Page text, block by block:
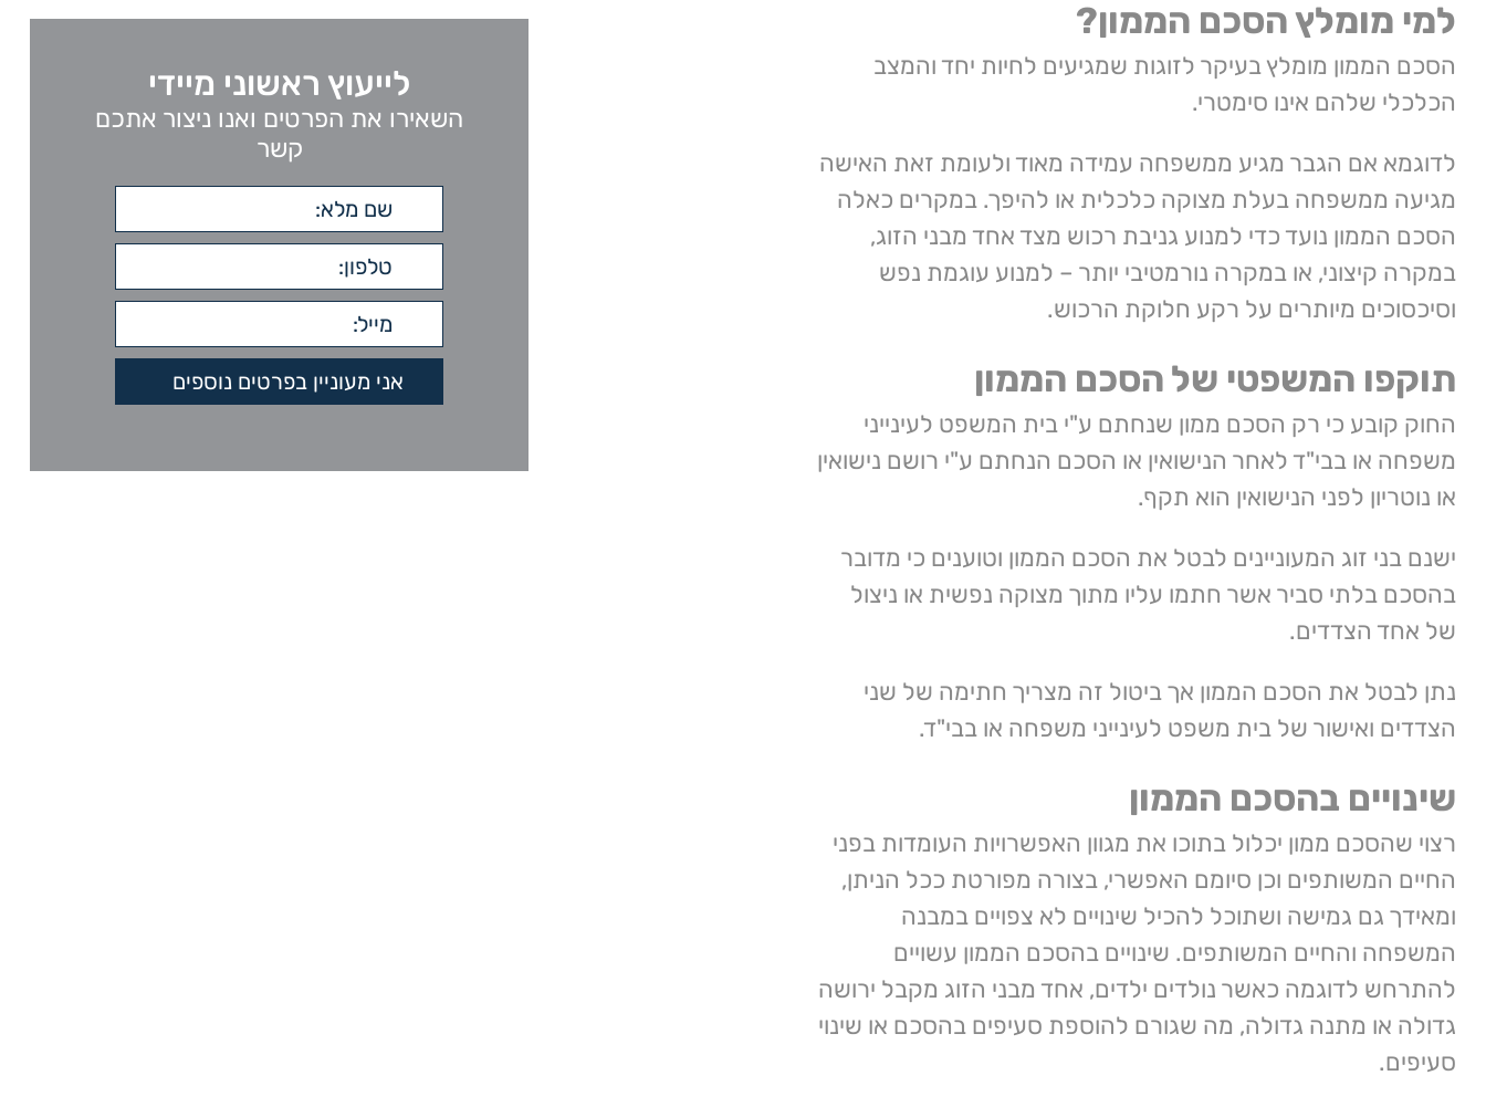
למי מומלץ הסכם הממון?
הסכם הממון מומלץ בעיקר לזוגות שמגיעים לחיות יחד והמצב
הכלכלי שלהם אינו סימטרי.
לדוגמא אם הגבר מגיע ממשפחה עמידה מאוד ולעומת זאת האישה
מגיעה ממשפחה בעלת מצוקה כלכלית או להיפך. במקרים כאלה
הסכם הממון נועד כדי למנוע גניבת רכוש מצד אחד מבני הזוג,
במקרה קיצוני, או במקרה נורמטיבי יותר – למנוע עוגמת נפש
וסיכסוכים מיותרים על רקע חלוקת הרכוש.
תוקפו המשפטי של הסכם הממון
החוק קובע כי רק הסכם ממון שנחתם ע"י בית המשפט לעינייני
משפחה או בבי"ד לאחר הנישואין או הסכם הנחתם ע"י רושם נישואין
או נוטריון לפני הנישואין הוא תקף.
ישנם בני זוג המעוניינים לבטל את הסכם הממון וטוענים כי מדובר
בהסכם בלתי סביר אשר חתמו עליו מתוך מצוקה נפשית או ניצול
של אחד הצדדים.
נתן לבטל את הסכם הממון אך ביטול זה מצריך חתימה של שני
הצדדים ואישור של בית משפט לעינייני משפחה או בבי"ד.
שינויים בהסכם הממון
רצוי שהסכם ממון יכלול בתוכו את מגוון האפשרויות העומדות בפני
החיים המשותפים וכן סיומם האפשרי, בצורה מפורטת ככל הניתן,
ומאידך גם גמישה ושתוכל להכיל שינויים לא צפויים במבנה
המשפחה והחיים המשותפים. שינויים בהסכם הממון עשויים
להתרחש לדוגמה כאשר נולדים ילדים, אחד מבני הזוג מקבל ירושה
גדולה או מתנה גדולה, מה שגורם להוספת סעיפים בהסכם או שינוי
סעיפים.
לייעוץ ראשוני מיידי
השאירו את הפרטים ואנו ניצור אתכם
קשר